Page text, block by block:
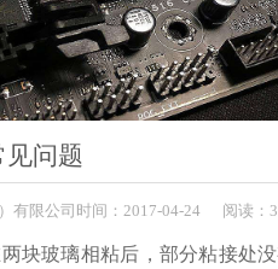
问题
有限公司 时间： 2017-04-24 阅读：
块玻璃相粘后，部分粘接处